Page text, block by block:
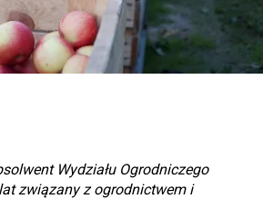
Wydziału Ogrodniczego
lat związany z ogrodnictwem i